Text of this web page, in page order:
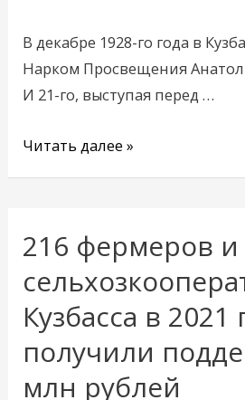
В декабре 1928-го года в
Нарком Просвещения
И 21-го, выступая перед …
Читать далее »
216 фермеров и
Кузбасса в 2021
получили
млн рублей
216
фермеров
и
сельхозкооперативов
Кузбасса